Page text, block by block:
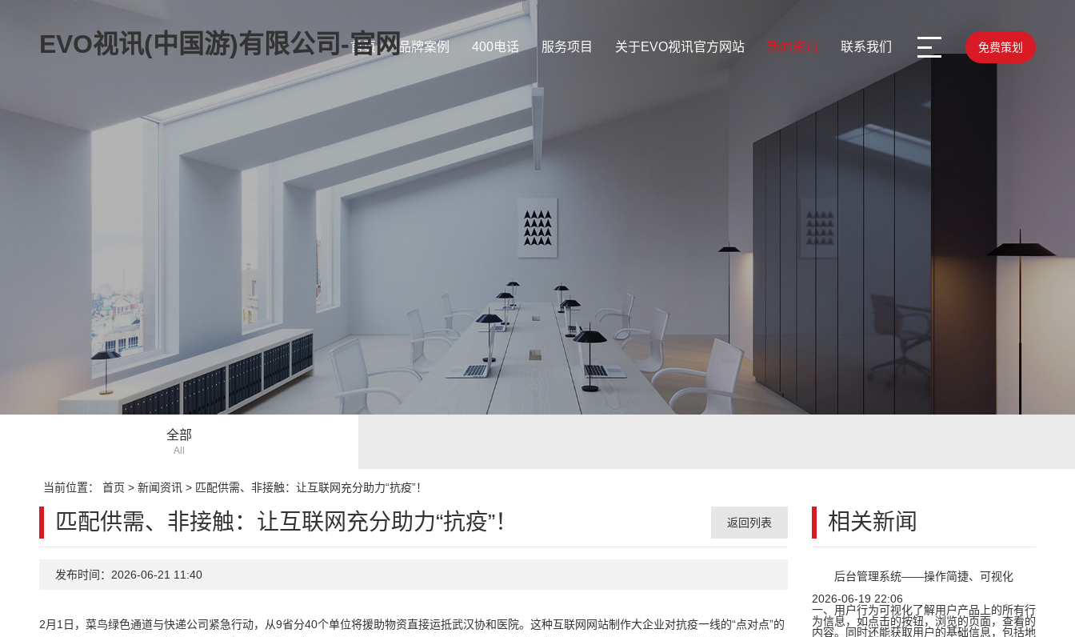
EVO视讯(中国游)有限公司-官网
首页 品牌案例 400电话 服务项目 关于EVO视讯官方网站 新闻资讯 联系我们 免费策划
全部
All
当前位置： 首页 > 新闻资讯> 匹配供需、非接触：让互联网充分助力“抗疫”！
相关新闻
后台管理系统——操作简捷、可视化
2026-06-19 22:06
一、用户行为可视化了解用户产品上的所有行
为信息，如点击的按钮，浏览的页面，查看的
内容。同时还能获取用户的基础信息，包括地
匹配供需、非接触：让互联网充分助力“抗疫”！ 返回列表
发布时间：2026-06-21 11:40
2月1日，菜鸟绿色通道与快递公司紧急行动，从9省分40个单位将援助物资直接运抵武汉协和医院。这种互联网网站制作大企业对抗疫一线的“点对点”的